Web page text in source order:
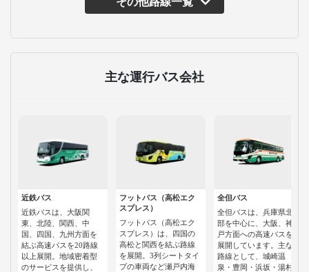
主な運行バス会社
近鉄バス
近鉄バスは、大阪関
東、北陸、関西、中
国、四国、九州方面を
結ぶ高速バスを20路線
以上展開。地域密着型
のサービスを提供し、
フットバス（高松エク
スプレス）
フットバス（高松エク
スプレス）は、四国の
高松と関西を結ぶ路線
を展開。3列シートタイ
プの車両など瀬戸内海
全但バス
全但バスは、兵庫県北
部を中心に、大阪、神
戸方面への高速バスを
展開しています。主な
路線として、城崎温
泉・豊岡・浜坂・湯村